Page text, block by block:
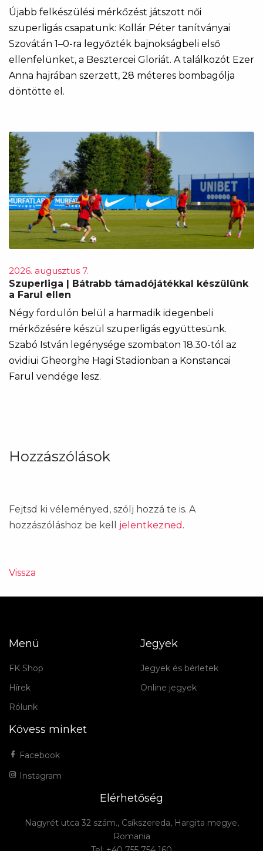
Újabb felkészülési mérkőzést játszott női
szuperligás csapatunk: Kollár Péter tanítványai
Szovátán 1–0-ra legyőzték bajnokságbeli első
ellenfelünket, a Besztercei Gloriát. A találkozót Ezer
Anna hajrában szerzett, 28 méteres bombagólja
döntötte el.
2026. augusztus 7.
Szuperliga | Bátrabb támadójátékkal készülünk
a Farul ellen
Négy fordulón belül a harmadik idegenbeli
mérkőzésére készül szuperligás együttesünk.
Szabó István legénysége szombaton 18.30-tól az
ovidiui Gheorghe Hagi Stadionban a Konstancai
Farul vendége lesz.
Hozzászólások
Fejtsd ki véleményed, szólj hozzá te is. A
hozzászóláshoz be kell jelentkezned .
Vissza
Menü
FK Shop
Hírek
Rólunk
Jegyek
Jegyek és bérletek
Online jegyek
Kövess minket
Facebook
Instagram
Elérhetőség
Nagyrét utca 32 szám., Csíkszereda, Hargita megye,
Romania